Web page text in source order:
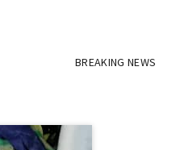
BREAKING NEWS